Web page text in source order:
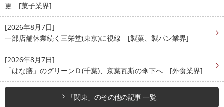
更 [菓子業界]
[2026年8月7日]
一部店舗休業続く三栄堂(東京)に視線 [製菓、製パン業界]
[2026年8月7日]
「はな膳」のグリーンＤ(千葉)、京葉瓦斯の傘下へ [外食業界]
「関東」のその他の記事 一覧